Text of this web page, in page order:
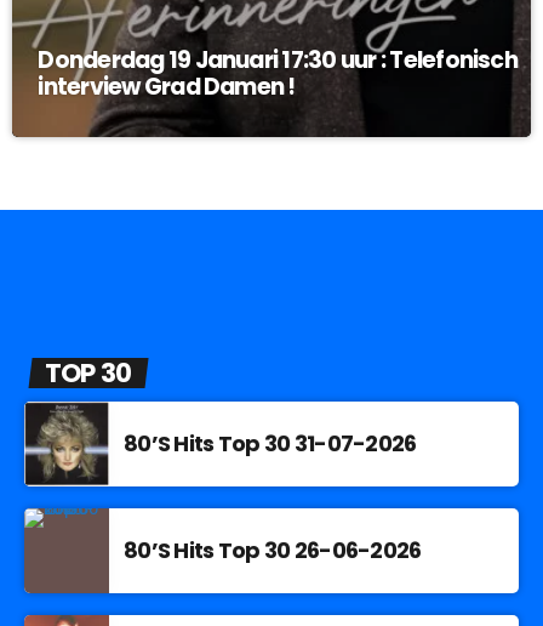
Donderdag 19 Januari 17:30 uur : Telefonisch
interview Grad Damen !
TOP 30
80’S Hits Top 30 31-07-2026
80’S Hits Top 30 26-06-2026